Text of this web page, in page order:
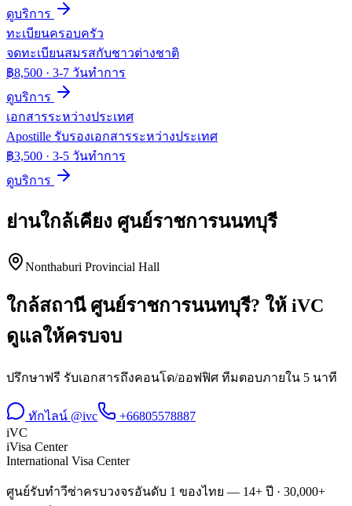
ดูบริการ
ทะเบียนครอบครัว
จดทะเบียนสมรสกับชาวต่างชาติ
฿8,500 · 3-7 วันทำการ
ดูบริการ
เอกสารระหว่างประเทศ
Apostille รับรองเอกสารระหว่างประเทศ
฿3,500 · 3-5 วันทำการ
ดูบริการ
ย่านใกล้เคียง ศูนย์ราชการนนทบุรี
Nonthaburi Provincial Hall
ใกล้สถานี ศูนย์ราชการนนทบุรี? ให้ iVC
ดูแลให้ครบจบ
ปรึกษาฟรี รับเอกสารถึงคอนโด/ออฟฟิศ ทีมตอบภายใน 5 นาที
ทักไลน์ @ivc
+66805578887
iVC
iVisa Center
International Visa Center
ศูนย์รับทำวีซ่าครบวงจรอันดับ 1 ของไทย — 14+ ปี · 30,000+